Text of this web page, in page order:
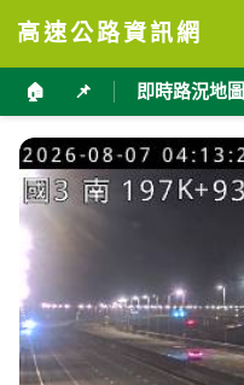
高速公路資訊網
🏠 📌 即時路況地圖